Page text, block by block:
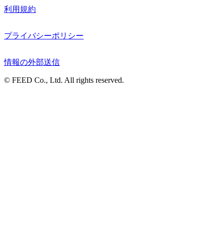
利用規約
プライバシーポリシー
情報の外部送信
© FEED Co., Ltd. All rights reserved.